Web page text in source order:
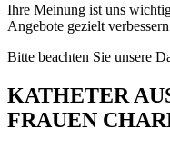
Ihre Meinung ist uns
Angebote gezielt
Bitte beachten Sie unsere
KATHETER
FRAUEN